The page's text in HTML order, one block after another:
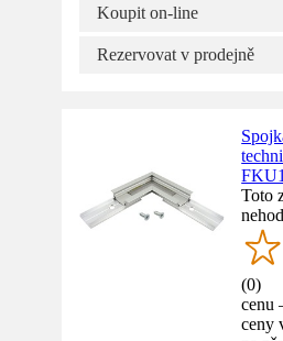
Koupit on-line
Rezervovat v prodejně
Toto
(0)
cenu
ceny